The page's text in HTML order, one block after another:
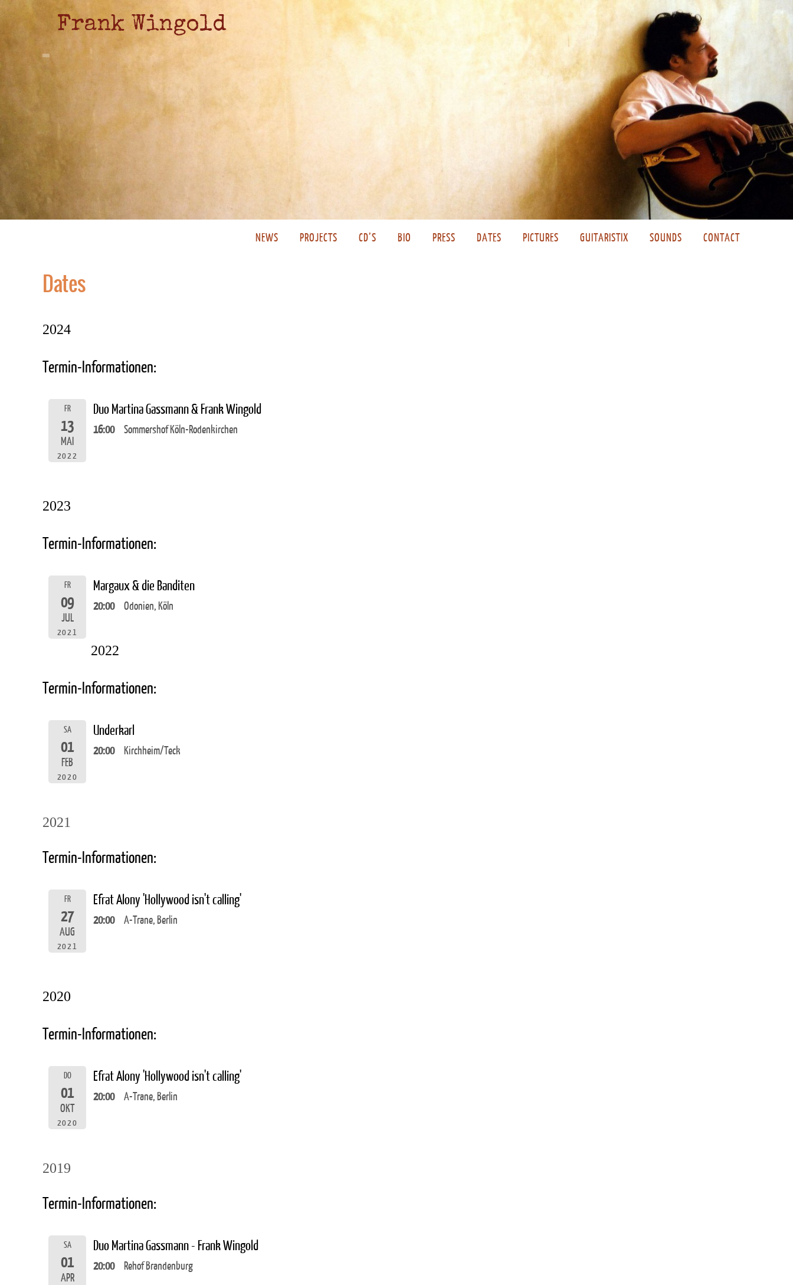
Frank Wingold
NEWS PROJECTS CD’S BIO PRESS DATES PICTURES GUITARISTIX SOUNDS CONTACT
Dates
2024
Termin-Informationen:
FR
13
MAI
2022
Duo Martina Gassmann & Frank Wingold
16:00 Sommershof Köln-Rodenkirchen
2023
Termin-Informationen:
FR
09
JUL
2021
Margaux & die Banditen
20:00 Odonien, Köln
2022
Termin-Informationen:
SA
01
FEB
2020
Underkarl
20:00 Kirchheim/Teck
2021
Termin-Informationen:
FR
27
AUG
2021
Efrat Alony 'Hollywood isn't calling'
20:00 A-Trane, Berlin
2020
Termin-Informationen:
DO
01
OKT
2020
Efrat Alony 'Hollywood isn't calling'
20:00 A-Trane, Berlin
2019
Termin-Informationen:
SA
01
APR
Duo Martina Gassmann - Frank Wingold
20:00 Rehof Brandenburg